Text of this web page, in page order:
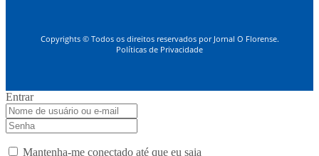
Copyrights © Todos os direitos reservados por Jornal O Florense.
Políticas de Privacidade
Entrar
Mantenha-me conectado até que eu saia